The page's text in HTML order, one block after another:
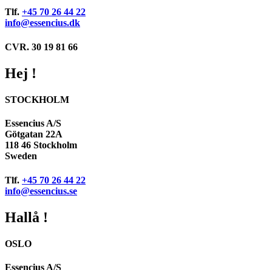
Tlf. +45 70 26 44 22
info@essencius.dk
CVR. 30 19 81 66
Hej !
STOCKHOLM
Essencius A/S
Götgatan 22A
118 46 Stockholm
Sweden
Tlf. +45 70 26 44 22
info@essencius.se
Hallå !
OSLO
Essencius A/S